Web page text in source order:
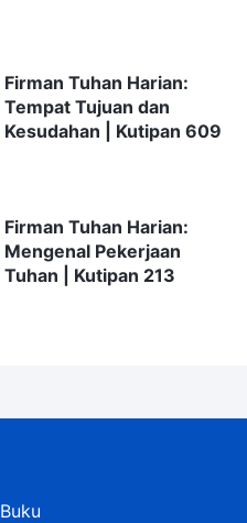
Firman Tuhan Harian:
Tempat Tujuan dan
Kesudahan | Kutipan 609
Firman Tuhan Harian:
Mengenal Pekerjaan
Tuhan | Kutipan 213
Buku